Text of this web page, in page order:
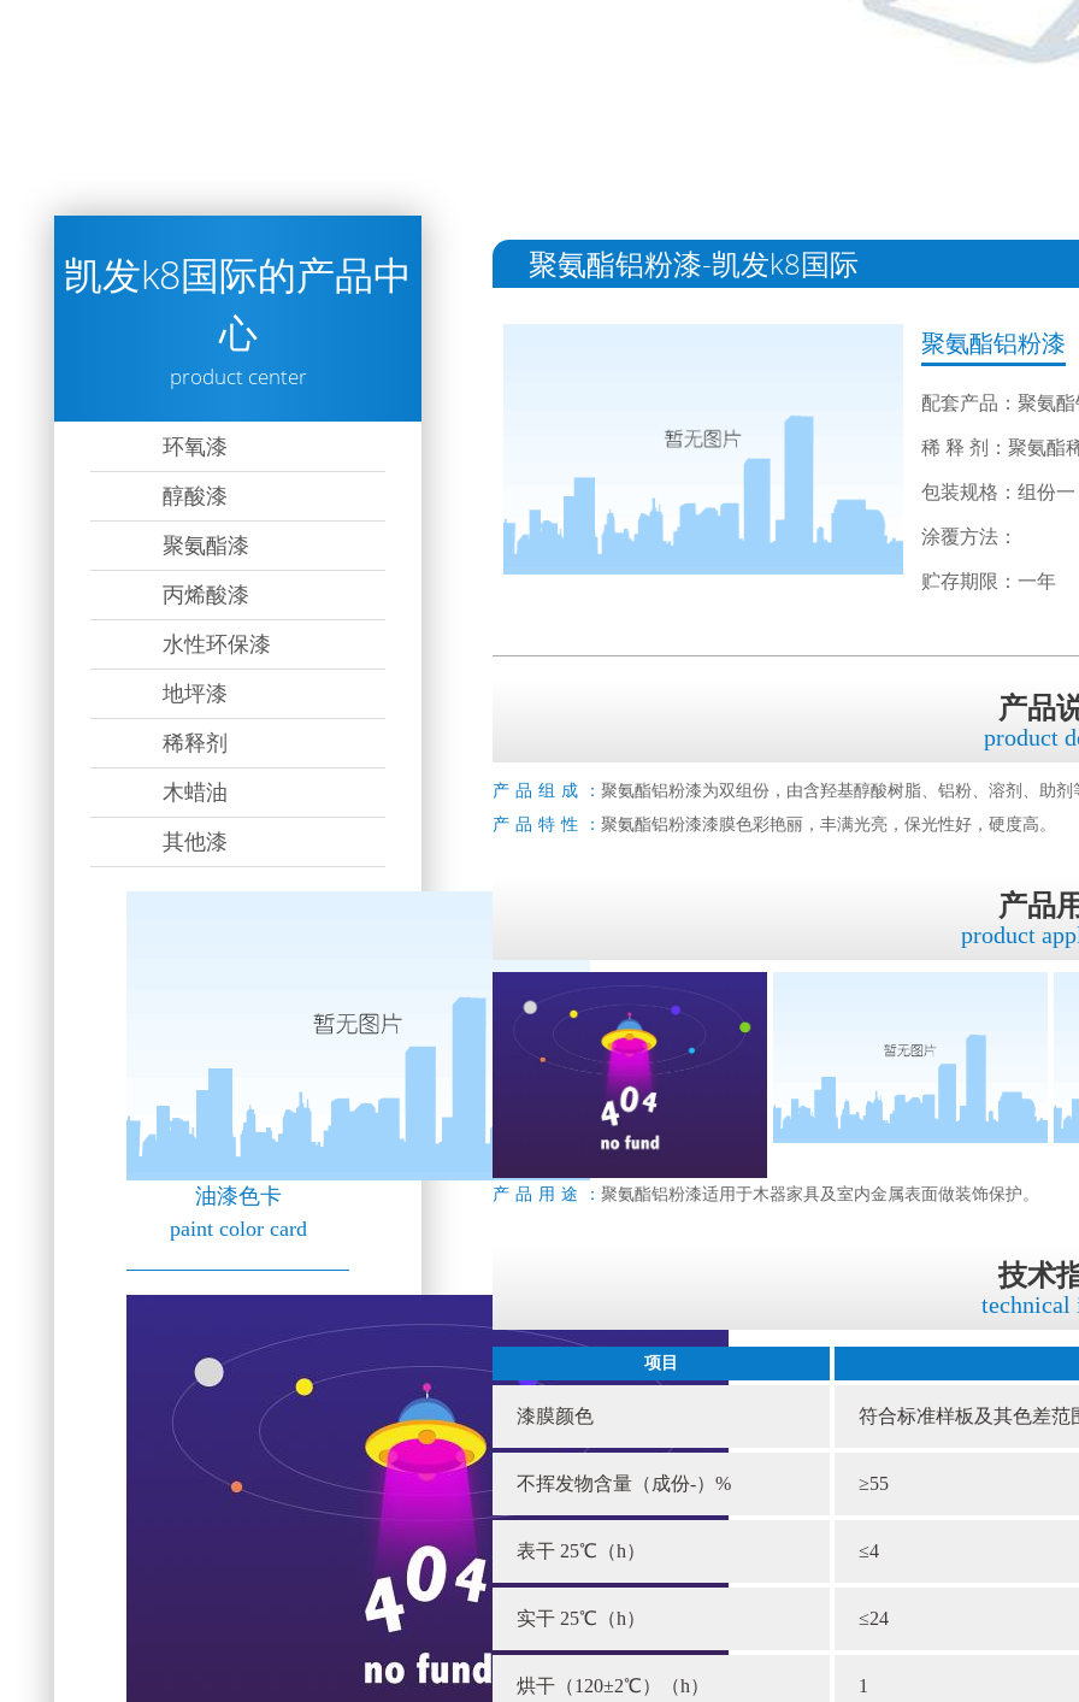
聚氨酯铝粉漆-凯发k8国际
聚氨酯铝粉漆
配套产品：聚氨
稀 释 剂：聚氨酯
包装规格：组份
涂覆方法：
贮存期限：一年
产品
product
产品组成：聚氨酯铝粉漆为双组份，由含羟基醇酸树脂、铝粉、溶剂、助剂
产品特性：聚氨酯铝粉漆漆膜色彩艳丽，丰满光亮，保光性好，硬度高。
产品
product
产品用途：聚氨酯铝粉漆适用于木器家具及室内金属表面做装饰保护。
技术
technical
项目
漆膜颜色 符合标准样板及其色差范
不挥发物含量（成份-）% ≥55
表干 25℃（h） ≤4
实干 25℃（h） ≤24
烘干（120±2℃）（h） 1
凯发k8国际的产品中
心
product center
环氧漆
醇酸漆
聚氨酯漆
丙烯酸漆
水性环保漆
地坪漆
稀释剂
木蜡油
其他漆
油漆色卡
paint color card